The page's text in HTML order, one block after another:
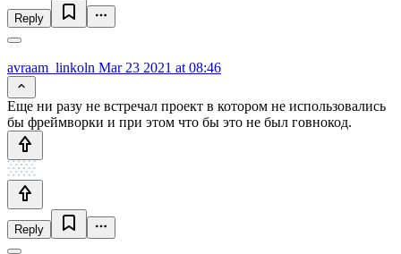
Reply
avraam_linkoln Mar 23 2021 at 08:46
Еще ни разу не встречал проект в котором не использовались
бы фреймворки и при этом что бы это не был говнокод.
Reply